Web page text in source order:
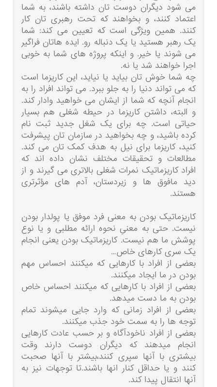
می شود دیگران دوست تان داشته باشند، به شما
اعتماد کنند، و بخواهند که تحت رهبری تان کار
کنند. همین ویژگی است که تعیین می کند: شما
یک رهبر هستید یا یک دنباله رو. ایده هاتان فراگیر
می شوند یا خیر. و اینکه پروژه های شما به خوبی
اجرا خواهند شد یا نه.
چه شما خوش تان بیاید یا نیاید، این کاریزما است
که می تواند دنیا را به جلو ببرد. می تواند افراد را به
انجام آنچه که شما از ایشان می خواهید وادار کند.
و البته، داشتن کاریزما در حیطه شغلی هم بسیار
حیاتی است. چه برای یک شغل جدید ثبت نام
کرده باشید، و چه بخواهید در سازمان تان پیشرفت
کنید، کاریزما برای نیل به هدف کمک تان می کند.
مطالعات و تحقیقات مختلف نشان داده اند که
افراد کاریزماتیک نمرات شغلی بالاتری می گیرند و از
دید مافوق ها و زیردستان، آدم های مؤثرتری
هستند.
کاریزماتیک بودن به معنی فرد موفق یا پولدار بودن
نیست. حتی به معنیِ نحوه ارائه مطلبی و یا نوع
پوشش ما هم نیست. کاریزماتیک بودن یعنی انجام
یک سری کارهای خاص…
بعضی از افراد با کارهایی که میکنند احساس مهم
بودن در ما ایجاد میکنند.
بعضی از افراد با کارهایی که میکنند احساس خاص
بودن به ما دست میدهد.
بعضی از افراد زمانی که وارد جایی میشوند تمام
توجه ها را به سمت خود جذب میکنند.
بعضی از افراد ناخودآگاه و بر حسب عادت کارهایی
انجام میدهند که دیگران دوست دارند وقت
بیشتری با آنها سپری کنند،بیشتر با آنها صحبت
کنند و یا حداقل کنار انها باشند.تا توجهات نیز به
آنها انتقال پیدا کند.